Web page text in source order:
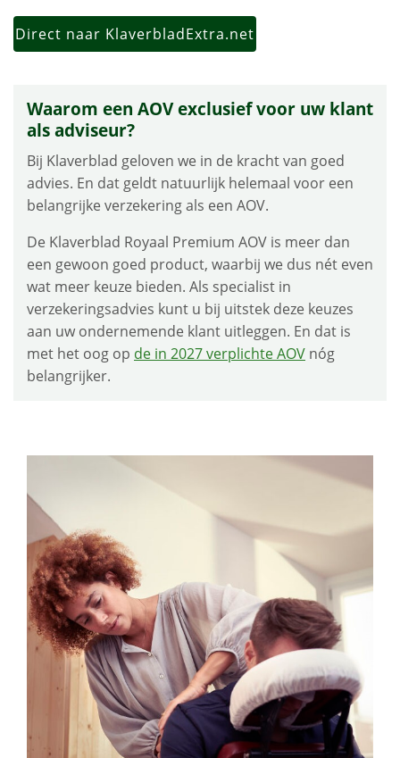
Direct naar KlaverbladExtra.net
Waarom een AOV exclusief voor uw klant
als adviseur?
Bij Klaverblad geloven we in de kracht van goed
advies. En dat geldt natuurlijk helemaal voor een
belangrijke verzekering als een AOV.
De Klaverblad Royaal Premium AOV is meer dan
een gewoon goed product, waarbij we dus nét even
wat meer keuze bieden. Als specialist in
verzekeringsadvies kunt u bij uitstek deze keuzes
aan uw ondernemende klant uitleggen. En dat is
met het oog op de in 2027 verplichte AOV nóg
belangrijker.